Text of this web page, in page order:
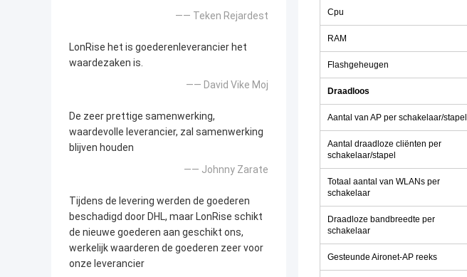
—— Teken Rejardest
LonRise het is goederenleverancier het
waardezaken is.
—— David Vike Moj
De zeer prettige samenwerking,
waardevolle leverancier, zal samenwerking
blijven houden
—— Johnny Zarate
Tijdens de levering werden de goederen
beschadigd door DHL, maar LonRise schikt
de nieuwe goederen aan geschikt ons,
werkelijk waarderen de goederen zeer voor
onze leverancier
Cpu
RAM
Flashgeheugen
Draadloos
Aantal van AP per schakelaar/stapel
Aantal draadloze cliënten per
schakelaar/stapel
Totaal aantal van WLANs per
schakelaar
Draadloze bandbreedte per
schakelaar
Gesteunde Aironet-AP reeks